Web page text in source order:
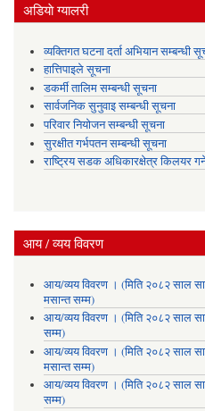
अडियाे ग्यालरी
व्यक्तिगत घटना दर्ता अभियान सम्बन्धी
हात्तिपाइले सूचना
डकर्मी तालिम सम्बन्धी सूचना
सार्वजनिक सुनुवाइ सम्बन्धी सूचना
परिवार नियोजन सम्बन्धी सूचना
सुरक्षीत गर्भपतन सम्बन्धी सूचना
राष्ट्रिय सडक अधिकारक्षेत्र किलयर
आय / व्यय विवरण
आय/व्यय विवरण । (मिति २०८२ साल
मसान्त सम्म)
आय/व्यय विवरण । (मिति २०८२ साल
सम्म)
आय/व्यय विवरण । (मिति २०८२ साल
मसान्त सम्म)
आय/व्यय विवरण । (मिति २०८२ साल
सम्म)